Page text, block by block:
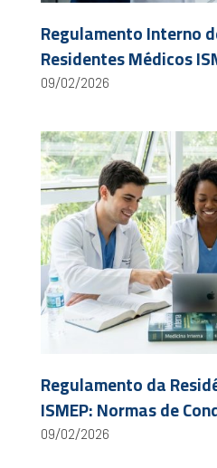
Regulamento Interno
Residentes Médicos
09/02/2026
Regulamento da
ISMEP: Normas de
09/02/2026